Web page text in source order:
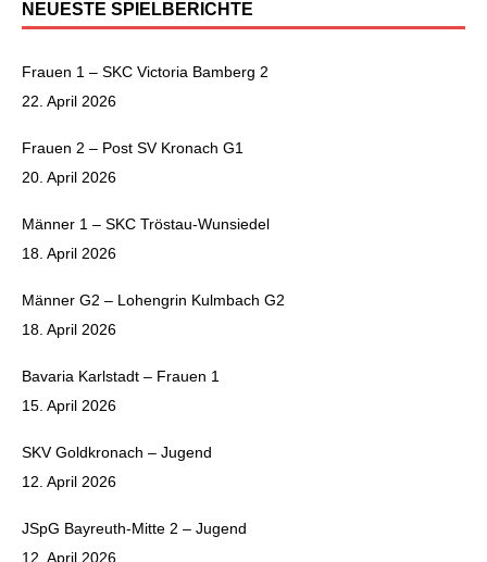
NEUESTE SPIELBERICHTE
Frauen 1 – SKC Victoria Bamberg 2
22. April 2026
Frauen 2 – Post SV Kronach G1
20. April 2026
Männer 1 – SKC Tröstau-Wunsiedel
18. April 2026
Männer G2 – Lohengrin Kulmbach G2
18. April 2026
Bavaria Karlstadt – Frauen 1
15. April 2026
SKV Goldkronach – Jugend
12. April 2026
JSpG Bayreuth-Mitte 2 – Jugend
12. April 2026